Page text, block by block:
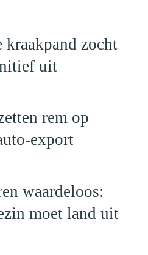
kraakpand zocht
uit
rem op
export
waardeloos:
moet land uit